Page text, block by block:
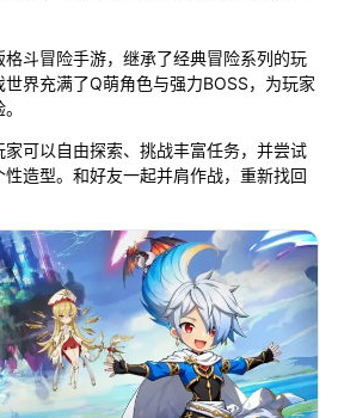
格斗冒险手游，继承了经典冒险系列的玩
界充满了Q萌角色与强力BOSS，为玩家
可以自由探索、挑战丰富任务，并尝试
造型。和好友一起并肩作战，重新找回